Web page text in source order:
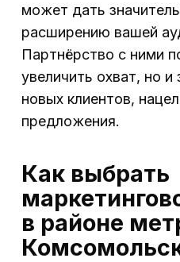
может дать
расширению вашей
Партнёрство с ними
увеличить охват, но
новых клиентов,
предложения.
Как выбрать
в районе